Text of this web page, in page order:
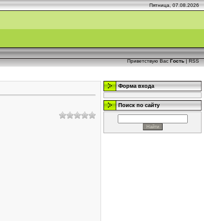
Пятница, 07.08.2026
Приветствую Вас Гость | RSS
Форма входа
Поиск по сайту